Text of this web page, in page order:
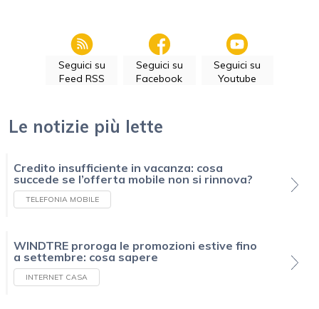
Seguici su
Feed RSS
Seguici su
Facebook
Seguici su
Youtube
Le notizie più lette
Credito insufficiente in vacanza: cosa
succede se l’offerta mobile non si rinnova?
TELEFONIA MOBILE
WINDTRE proroga le promozioni estive fino
a settembre: cosa sapere
INTERNET CASA